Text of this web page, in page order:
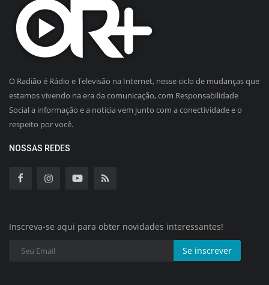
O Radião é Rádio e Televisão na Internet, nesse ciclo de mudanças que
estamos vivendo na era da comunicação, com Responsabilidade
Social a informação e a notícia vem junto com a conectividade e o
respeito por você.
NOSSAS REDES
Inscreva-se aqui para obter novidades interessantes!
Se inscrever